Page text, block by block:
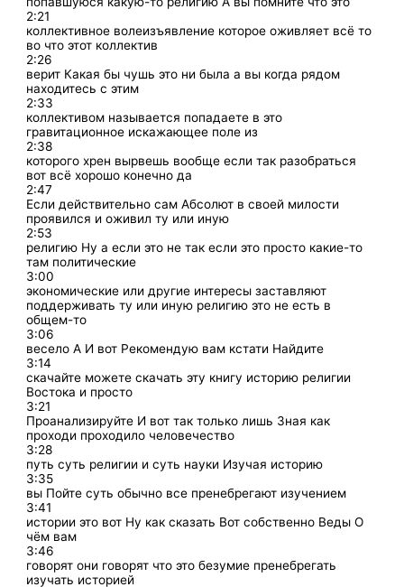
2:21
коллективное волеизъявление которое оживляет всё то
во что этот коллектив
2:26
верит Какая бы чушь это ни была а вы когда рядом
находитесь с этим
2:33
коллективом называется попадаете в это
гравитационное искажающее поле из
2:38
которого хрен вырвешь вообще если так разобраться
вот всё хорошо конечно да
2:47
Если действительно сам Абсолют в своей милости
проявился и оживил ту или иную
2:53
религию Ну а если это не так если это просто какие-то
там политические
3:00
экономические или другие интересы заставляют
поддерживать ту или иную религию это не есть в
общем-то
3:06
весело А И вот Рекомендую вам кстати Найдите
3:14
скачайте можете скачать эту книгу историю религии
Востока и просто
3:21
Проанализируйте И вот так только лишь Зная как
проходи проходило человечество
3:28
путь суть религии и суть науки Изучая историю
3:35
вы Пойте суть обычно все пренебрегают изучением
3:41
истории это вот Ну как сказать Вот собственно Веды О
чём вам
3:46
говорят они говорят что это безумие пренебрегать
изучать историей